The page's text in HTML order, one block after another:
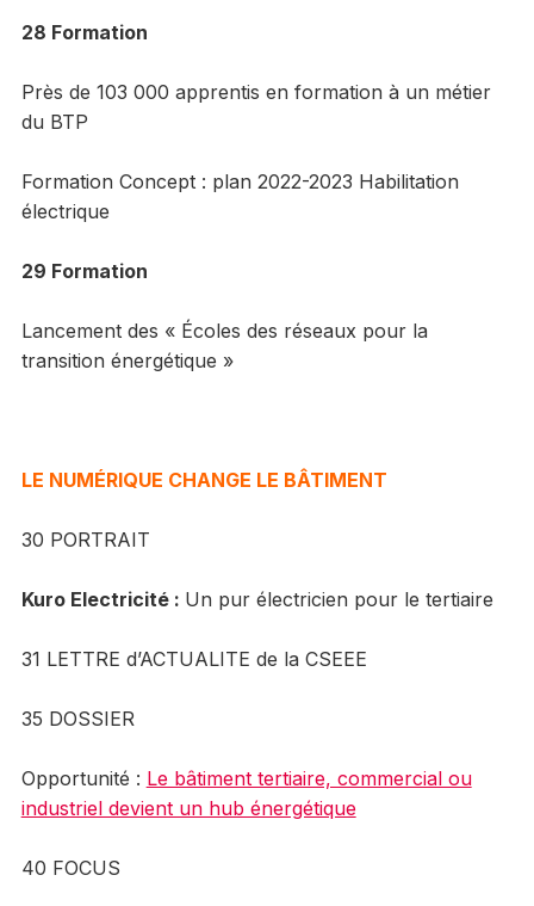
28 Formation
Près de 103 000 apprentis en formation à un métier
du BTP
Formation Concept : plan 2022-2023 Habilitation
électrique
29 Formation
Lancement des « Écoles des réseaux pour la
transition énergétique »
LE NUMÉRIQUE CHANGE LE BÂTIMENT
30 PORTRAIT
Kuro Electricité : Un pur électricien pour le tertiaire
31 LETTRE d’ACTUALITE de la CSEEE
35 DOSSIER
Opportunité : Le bâtiment tertiaire, commercial ou
industriel devient un hub énergétique
40 FOCUS